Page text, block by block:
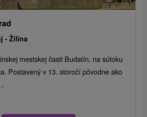
-Žilina
mestskej časti Budatín, na sútoku
Postavený v 13. storočí pôvodne ako